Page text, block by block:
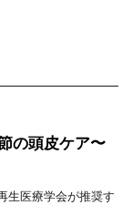
の頭皮ケア〜
生医療学会が推奨す